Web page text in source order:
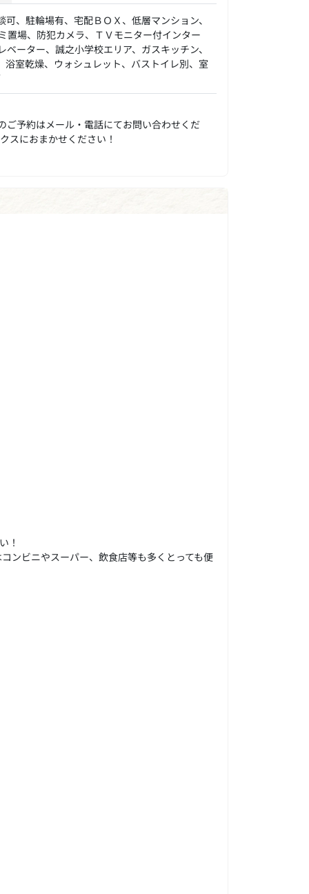
、駐輪場有、宅配ＢＯＸ、低層マンション、
置場、防犯カメラ、ＴＶモニター付インター
ーター、誠之小学校エリア、ガスキッチン、
室乾燥、ウォシュレット、バストイレ別、室
予約はメール・電話にてお問い合わせくだ
スにおまかせください！
！
ンビニやスーパー、飲食店等も多くとっても便